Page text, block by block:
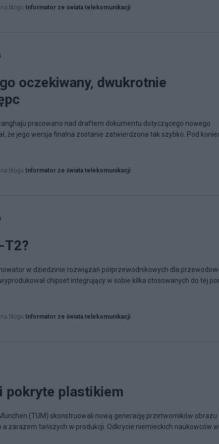
na blogu Informator ze świata telekomunikacji
oczekiwany, dwukrotnie
pracowano nad draftem dokumentu dotyczącego nowego
że jego wersja finalna zostanie zatwierdzona tak szybko. Pod
na blogu Informator ze świata telekomunikacji
T2?
w dziedzinie rozwiązań półprzewodnikowych dla
chipset integrujący w sobie kilka stosowanych do tej
na blogu Informator ze świata telekomunikacji
pokryte plastikiem
(TUM) skonstruowali nową generację przetworników obrazu
a zarazem tańszych w produkcji. Odkrycie niemieckich naukowców w